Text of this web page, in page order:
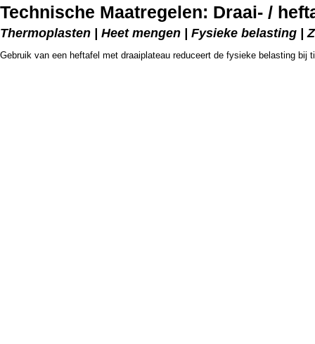
Technische Maatregelen: Draai- /
Thermoplasten | Heet mengen | Fysieke belasting |
Gebruik van een heftafel met draaiplateau reduceert de fysieke belasting bij